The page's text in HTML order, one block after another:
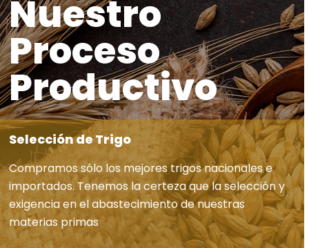
Nuestro
Proceso
Productivo
Selección de Trigo
Compramos sólo los mejores trigos nacionales e
importados. Tenemos la certeza que la selección y
exigencia en el abastecimiento de nuestras
materias primas